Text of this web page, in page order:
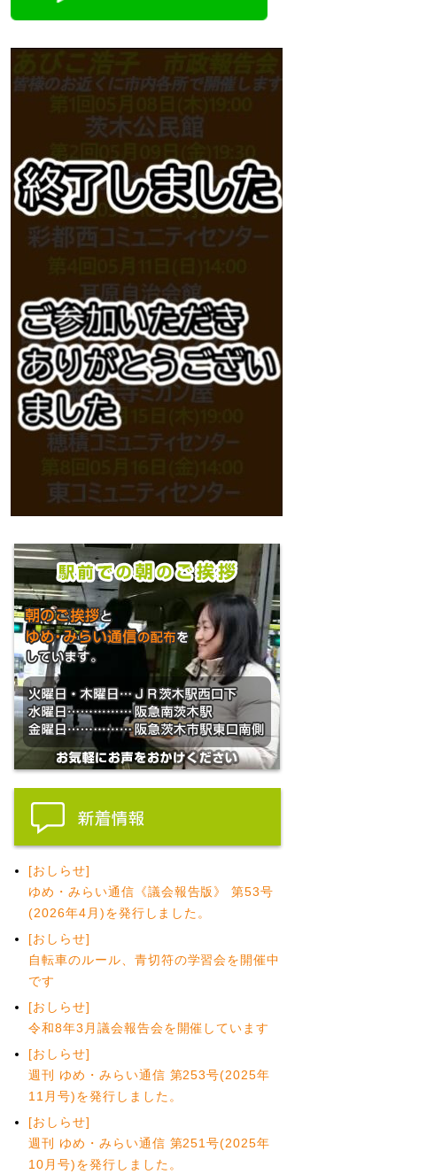
[おしらせ]
ゆめ・みらい通信《議会報告版》 第53号
(2026年4月)を発行しました。
[おしらせ]
自転車のルール、青切符の学習会を開催中
です
[おしらせ]
令和8年3月議会報告会を開催しています
[おしらせ]
週刊 ゆめ・みらい通信 第253号(2025年
11月号)を発行しました。
[おしらせ]
週刊 ゆめ・みらい通信 第251号(2025年
10月号)を発行しました。